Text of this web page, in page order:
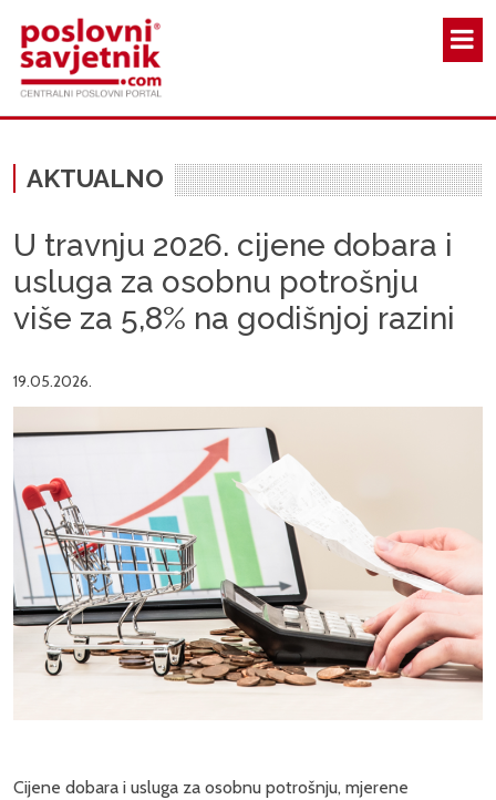
AKTUALNO
U travnju 2026. cijene dobara i
usluga za osobnu potrošnju
više za 5,8% na godišnjoj razini
19.05.2026.
Cijene dobara i usluga za osobnu potrošnju, mjerene